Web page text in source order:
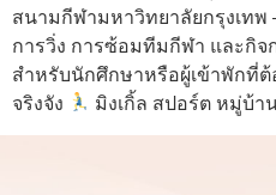
สนามกีฬามหาวิทยาลัยกรุงเท
การวิ่ง การซ้อมทีมกีฬา และกิจ
สำหรับนักศึกษาหรือผู้เข้าพักที่ต้
จริงจัง
มิงเกิ้ล สปอร์ต หมู่บ้า